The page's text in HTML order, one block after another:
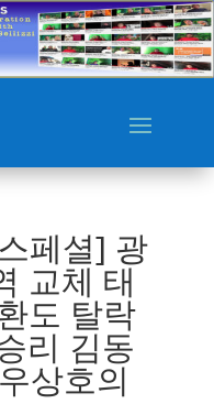
페셜] 광
교체 태
도 탈락
리 김동
상호의